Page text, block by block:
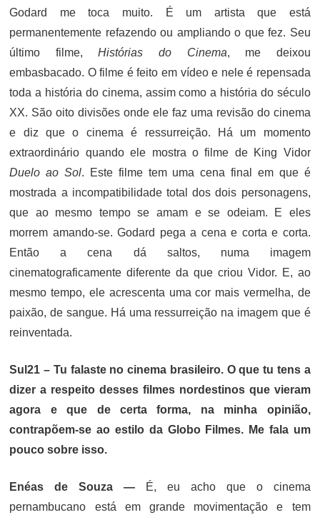
Godard me toca muito. É um artista que está
permanentemente refazendo ou ampliando o que fez. Seu
último filme,Histórias do Cinema, me deixou
embasbacado. O filme é feito em vídeo e nele é repensada
toda a história do cinema, assim como a história do século
XX. São oito divisões onde ele faz uma revisão do cinema
e diz que o cinema é ressurreição. Há um momento
extraordinário quando ele mostra o filme de King Vidor
Duelo ao Sol. Este filme tem uma cena final em que é
mostrada a incompatibilidade total dos dois personagens,
que ao mesmo tempo se amam e se odeiam. E eles
morrem amando-se. Godard pega a cena e corta e corta.
Então a cena dá saltos, numa imagem
cinematograficamente diferente da que criou Vidor. E, ao
mesmo tempo, ele acrescenta uma cor mais vermelha, de
paixão, de sangue. Há uma ressurreição na imagem que é
reinventada.
Sul21 – Tu falaste no cinema brasileiro. O que tu tens a
dizer a respeito desses filmes nordestinos que vieram
agora e que de certa forma, na minha opinião,
contrapõem-se ao estilo da Globo Filmes. Me fala um
pouco sobre isso.
Enéas de Souza — É, eu acho que o cinema
pernambucano está em grande movimentação e tem